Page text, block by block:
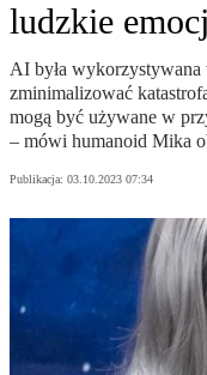
ludzkie
AI była
zminimalizować
mogą być używane w
– mówi humanoid Mika
Publikacja: 03.10.2023 07:34